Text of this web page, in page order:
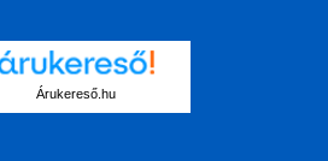
Árukereső.hu